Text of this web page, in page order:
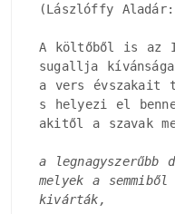
(Lászlóffy Aladár:
A költőből is az
sugallja
a vers évszakait
s helyezi el
akitől a szavak
a legnagyszerűbb
melyek a
kivárták,